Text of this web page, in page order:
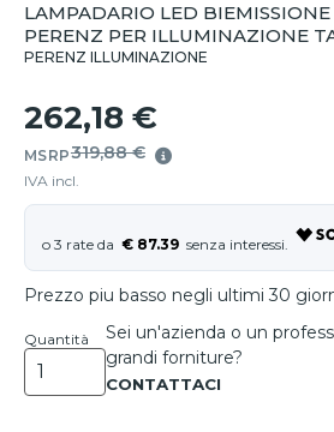
LAMPADARIO LED
PERENZ PER ILLUMINAZIONE
PERENZ ILLUMINAZIONE
262,18 €
MSRP319,88 €
IVA incl.
€ 87.39
Prezzo piu basso negli ultimi 30
Quantità
Sei un'azienda o un
grandi forniture?